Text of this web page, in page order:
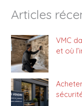
Articles
VMC
et où